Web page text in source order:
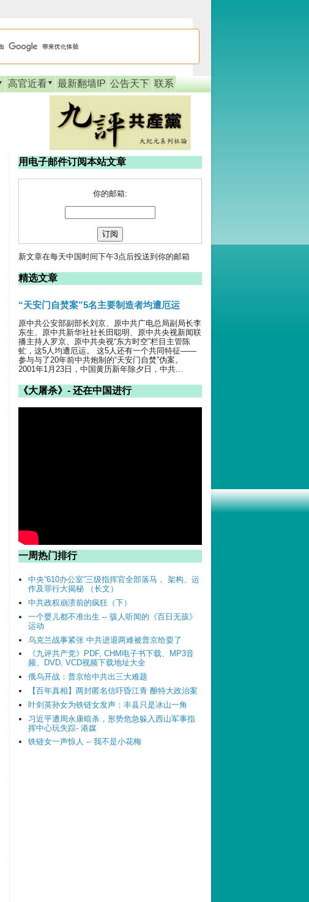
高官近看 最新翻墙IP 公告天下 联系
用电子邮件订阅本站文章
你的邮箱:
新文章在每天中国时间下午3点后投送到你的邮箱
精选文章
“天安门自焚案”5名主要制造者均遭厄运
原中共公安部副部长刘京、原中共广电总局副局长李
东生、原中共新华社社长田聪明、原中共央视新闻联
播主持人罗京、原中共央视“东方时空”栏目主管陈
虻，这5人均遭厄运。 这5人还有一个共同特征——
参与与了20年前中共炮制的“天安门自焚”伪案。
2001年1月23日，中国黄历新年除夕日，中共...
《大屠杀》- 还在中国进行
一周热门排行
中央“610办公室”三级指挥官全部落马， 架构、运
作及罪行大揭秘 （长文）
中共政权崩溃前的疯狂（下）
一个婴儿都不准出生 -- 骇人听闻的《百日无孩》
运动
乌克兰战事紧张 中共进退两难被普京给耍了
《九评共产党》PDF, CHM电子书下载、MP3音
频、DVD, VCD视频下载地址大全
俄乌开战：普京给中共出三大难题
【百年真相】两封匿名信吓昏江青 酿特大政治案
叶剑英孙女为铁链女发声：丰县只是冰山一角
习近平遭周永康暗杀，形势危急躲入西山军事指
挥中心玩失踪- 港媒
铁链女一声惊人 -- 我不是小花梅